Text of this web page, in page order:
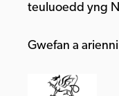
teuluoedd yng
Gwefan a